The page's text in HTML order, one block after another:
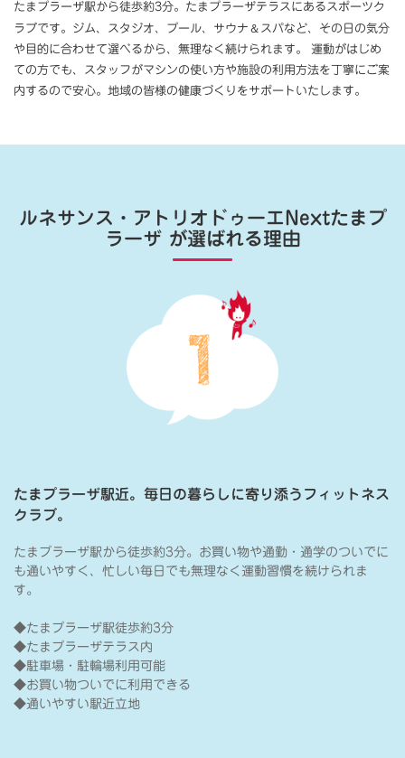
たまプラーザ駅から徒歩約3分。たまプラーザテラスにあるスポーツク
ラブです。ジム、スタジオ、プール、サウナ ＆ スパなど、その日の気分
や目的に合わせて選べるから、無理なく続けられます。 運動がはじめ
ての方でも、スタッフがマシンの使い方や施設の利用方法を丁寧にご案
内するので安心。地域の皆様の健康づくりをサポートいたします。
ルネサンス・アトリオドゥーエNextたまプ
ラーザ が選ばれる理由
たまプラーザ駅近。毎日の暮らしに寄り添うフィットネス
クラブ。
たまプラーザ駅から徒歩約3分。お買い物や通勤・通学のついでに
も通いやすく、忙しい毎日でも無理なく運動習慣を続けられま
す。
◆たまプラーザ駅徒歩約3分
◆たまプラーザテラス内
◆駐車場・駐輪場利用可能
◆お買い物ついでに利用できる
◆通いやすい駅近立地